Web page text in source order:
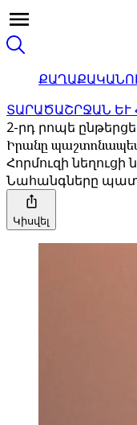
ՏԱՐԱԾԱՇՐՋԱՆ ԵՒ
2-րդ րոպե
Իրանը պաշտոնապես
Հորմուզի
Նահանգները
Կիսվել